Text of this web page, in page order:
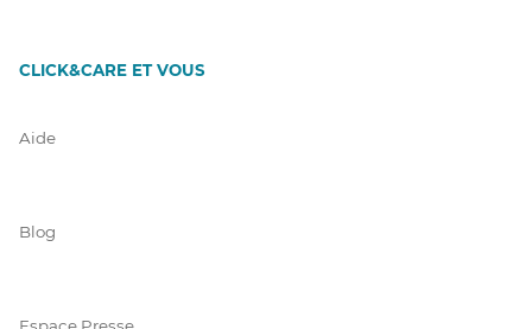
CLICK&CARE ET VOUS
Aide
Blog